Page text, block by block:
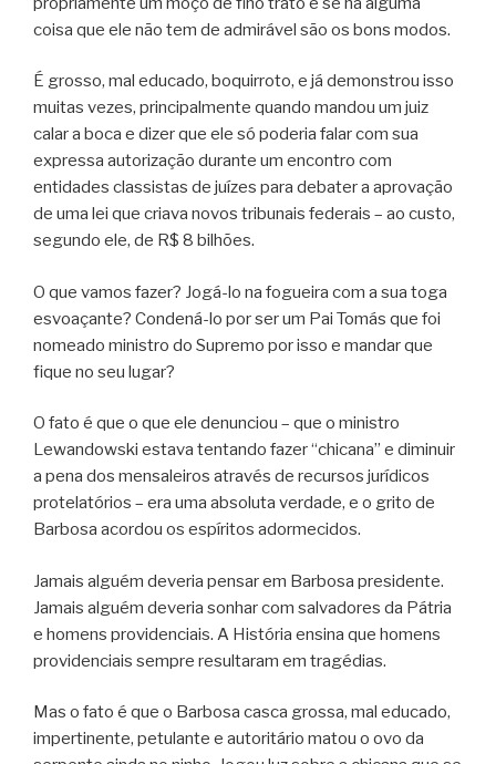
coisa que ele não tem de admirável são os bons modos.
É grosso, mal educado, boquirroto, e já demonstrou isso
muitas vezes, principalmente quando mandou um juiz
calar a boca e dizer que ele só poderia falar com sua
expressa autorização durante um encontro com
entidades classistas de juízes para debater a aprovação
de uma lei que criava novos tribunais federais – ao custo,
segundo ele, de R$ 8 bilhões.
O que vamos fazer? Jogá-lo na fogueira com a sua toga
esvoaçante? Condená-lo por ser um Pai Tomás que foi
nomeado ministro do Supremo por isso e mandar que
fique no seu lugar?
O fato é que o que ele denunciou – que o ministro
Lewandowski estava tentando fazer “chicana” e diminuir
a pena dos mensaleiros através de recursos jurídicos
protelatórios – era uma absoluta verdade, e o grito de
Barbosa acordou os espíritos adormecidos.
Jamais alguém deveria pensar em Barbosa presidente.
Jamais alguém deveria sonhar com salvadores da Pátria
e homens providenciais. A História ensina que homens
providenciais sempre resultaram em tragédias.
Mas o fato é que o Barbosa casca grossa, mal educado,
impertinente, petulante e autoritário matou o ovo da